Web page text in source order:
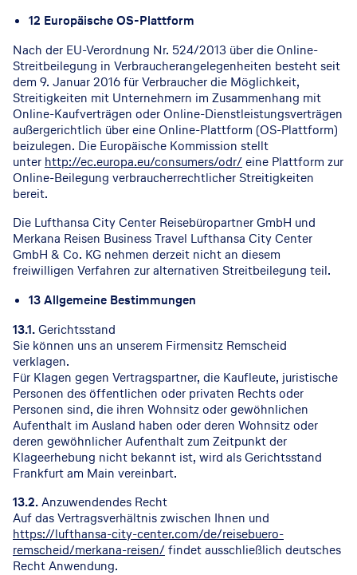
12 Europäische OS-Plattform
Nach der EU-Verordnung Nr. 524/2013 über die Online-
Streitbeilegung in Verbraucherangelegenheiten besteht seit
dem 9. Januar 2016 für Verbraucher die Möglichkeit,
Streitigkeiten mit Unternehmern im Zusammenhang mit
Online-Kaufverträgen oder Online-Dienstleistungsverträgen
außergerichtlich über eine Online-Plattform (OS-Plattform)
beizulegen. Die Europäische Kommission stellt
unter http://ec.europa.eu/consumers/odr/ eine Plattform zur
Online-Beilegung verbraucherrechtlicher Streitigkeiten
bereit.
Die Lufthansa City Center Reisebüropartner GmbH und
Merkana Reisen Business Travel Lufthansa City Center
GmbH & Co. KG nehmen derzeit nicht an diesem
freiwilligen Verfahren zur alternativen Streitbeilegung teil.
13 Allgemeine Bestimmungen
13.1.Gerichtsstand
Sie können uns an unserem Firmensitz Remscheid
verklagen.
Für Klagen gegen Vertragspartner, die Kaufleute, juristische
Personen des öffentlichen oder privaten Rechts oder
Personen sind, die ihren Wohnsitz oder gewöhnlichen
Aufenthalt im Ausland haben oder deren Wohnsitz oder
deren gewöhnlicher Aufenthalt zum Zeitpunkt der
Klageerhebung nicht bekannt ist, wird als Gerichtsstand
Frankfurt am Main vereinbart.
13.2.Anzuwendendes Recht
Auf das Vertragsverhältnis zwischen Ihnen und
https://lufthansa-city-center.com/de/reisebuero-
remscheid/merkana-reisen/ findet ausschließlich deutsches
Recht Anwendung.